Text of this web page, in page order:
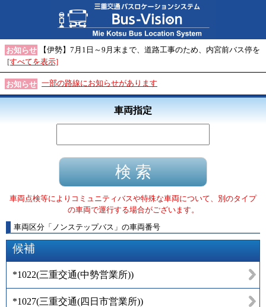
お知らせ
【伊勢】7月1日～9月末まで、道路工事のため、内宮前バス停を
[すべてを表示]
お知らせ 一部の路線にお知らせがあります
車両指定
車両点検等によりコミュニティバスや特殊な車両について、別のタイプ
の車両で運行する場合がございます。
車両区分 「 ノンステップバス 」 の車両番号
候補
*1022(三重交通(中勢営業所))
*1027(三重交通(四日市営業所))